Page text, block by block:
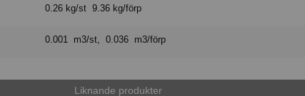
0.26 kg/st 9.36 kg/förp
0.001 m3/st, 0.036 m3/förp
Liknande produkter